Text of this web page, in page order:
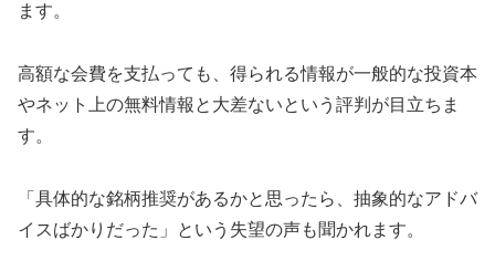
ます。
高額な会費を支払っても、得られる情報が一般的な投資本
やネット上の無料情報と大差ないという評判が目立ちま
す。
「具体的な銘柄推奨があるかと思ったら、抽象的なアドバ
イスばかりだった」という失望の声も聞かれます。